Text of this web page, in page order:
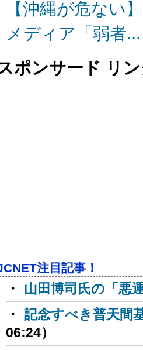
【沖縄が危ない
メディア「弱者...
ポンサード リ
注目記事！
・
山田博司氏の「悪
・ 記念すべき普天間
06:24）